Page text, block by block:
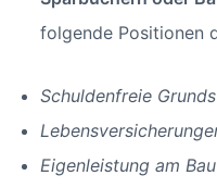
folgende Positionen
Schuldenfreie
Eigenleistung am Bau